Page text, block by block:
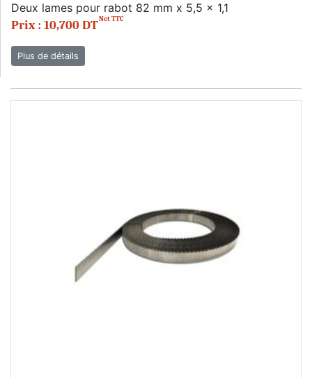
Deux lames pour rabot 82 mm x 5,5 x 1,1
Prix : 10,700 DTNet TTC
Plus de détails